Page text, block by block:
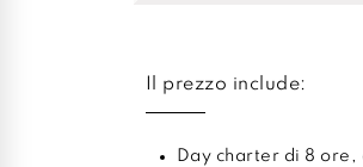
Il prezzo include:
Day charter di 8